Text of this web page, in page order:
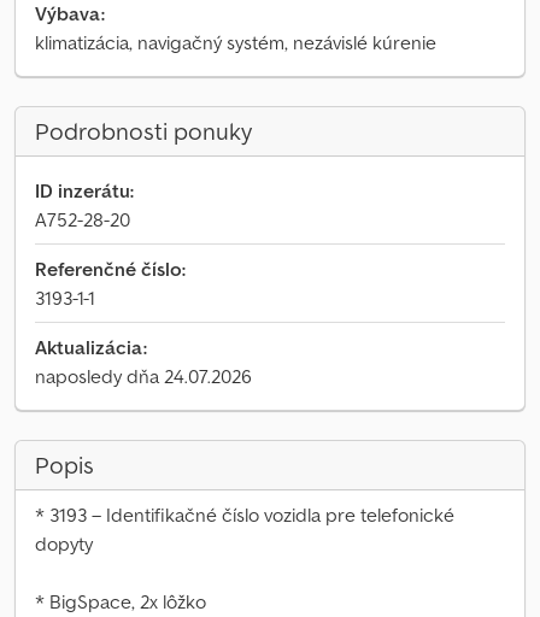
Výbava:
klimatizácia, navigačný systém, nezávislé kúrenie
Podrobnosti ponuky
ID inzerátu:
A752-28-20
Referenčné číslo:
3193-1-1
Aktualizácia:
naposledy dňa 24.07.2026
Popis
* 3193 – Identifikačné číslo vozidla pre telefonické
dopyty
* BigSpace, 2x lôžko